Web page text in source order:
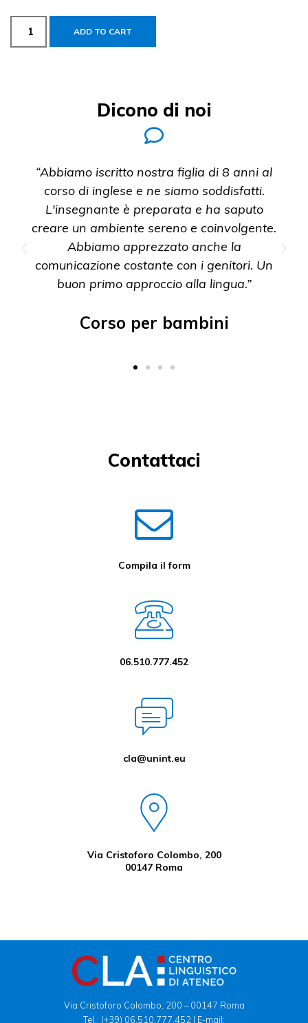
ADD TO CART
Dicono di noi
“Abbiamo iscritto nostra figlia di 8 anni al
corso di inglese e ne siamo soddisfatti.
L'insegnante è preparata e ha saputo
creare un ambiente sereno e coinvolgente.
Abbiamo apprezzato anche la
comunicazione costante con i genitori. Un
buon primo approccio alla lingua.”
Corso per bambini
Contattaci
Compila il form
06.510.777.452
cla@unint.eu
Via Cristoforo Colombo, 200
00147 Roma
Via Cristoforo Colombo, 200 – 00147 Roma
Tel.: (+39) 06.510.777.452 | E-mail: